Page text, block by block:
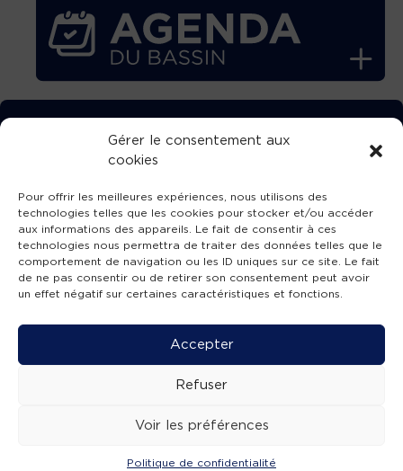
Gérer le consentement aux
cookies
Pour offrir les meilleures expériences, nous utilisons des
technologies telles que les cookies pour stocker et/ou accéder
aux informations des appareils. Le fait de consentir à ces
technologies nous permettra de traiter des données telles que le
comportement de navigation ou les ID uniques sur ce site. Le fait
de ne pas consentir ou de retirer son consentement peut avoir
un effet négatif sur certaines caractéristiques et fonctions.
Accepter
Refuser
Voir les préférences
Politique de confidentialité
ÉMISSIONS AGENDA
TÉLÉCHARGEZ GRATUITEMENT
L’APPLICATION TVBA !
SUIVEZ-NOUS !
Mentions légales -Accessibilité